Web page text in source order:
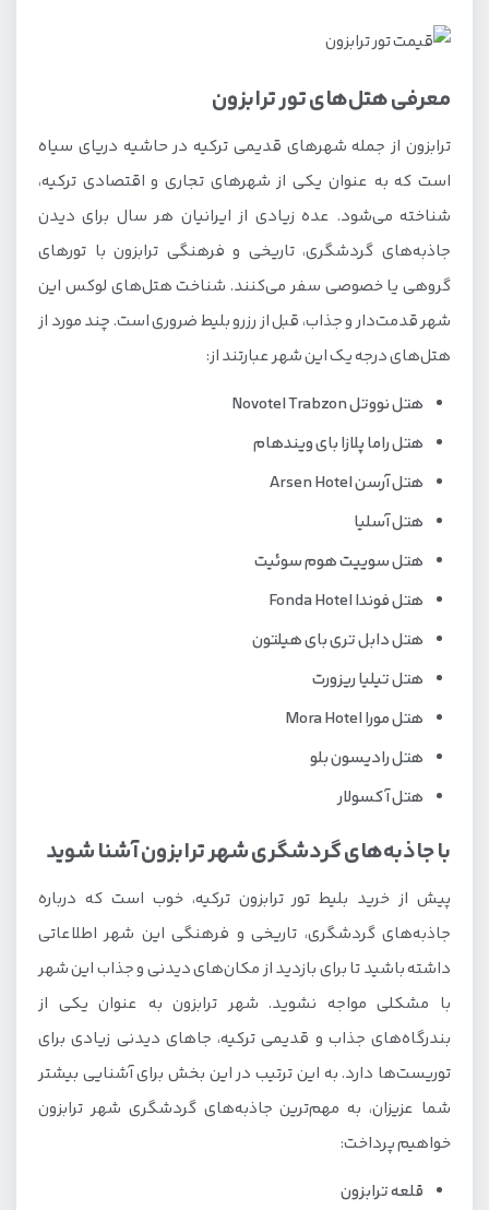
معرفی هتل‌های تور ترابزون
ترابزون از جمله شهرهای قدیمی ترکیه در حاشیه دریای سیاه
است که به عنوان یکی از شهرهای تجاری و اقتصادی ترکیه،
شناخته می‌شود. عده زیادی از ایرانیان هر سال برای دیدن
جاذبه‌های گردشگری، تاریخی و فرهنگی ترابزون با تورهای
گروهی یا خصوصی سفر می‌کنند. شناخت هتل‌های لوکس این
شهر قدمت‌دار و جذاب، قبل از رزرو بلیط ضروری است. چند مورد از
هتل‌های درجه یک این شهر عبارتند از:
هتل نووتل Novotel Trabzon
هتل راما پلازا بای ویندهام
هتل آرسن Arsen Hotel
هتل آسلیا
هتل سوییت هوم سوئیت
هتل فوندا Fonda Hotel
هتل دابل تری بای هیلتون
هتل تیلیا ریزورت
هتل مورا Mora Hotel
هتل رادیسون بلو
هتل آکسولار
با جاذبه‌های گردشگری شهر ترابزون آشنا شوید
پیش از خرید بلیط تور ترابزون ترکیه، خوب است که درباره
جاذبه‌های گردشگری، تاریخی و فرهنگی این شهر اطلاعاتی
داشته باشید تا برای بازدید از مکان‌های دیدنی و جذاب این شهر
با مشکلی مواجه نشوید. شهر ترابزون به عنوان یکی از
بندرگاه‌های جذاب و قدیمی ترکیه، جاهای دیدنی زیادی برای
توریست‌ها دارد. به این ترتیب در این بخش برای آشنایی بیشتر
شما عزیزان، به مهم‌ترین جاذبه‌های گردشگری شهر ترابزون
خواهیم پرداخت:
قلعه ترابزون